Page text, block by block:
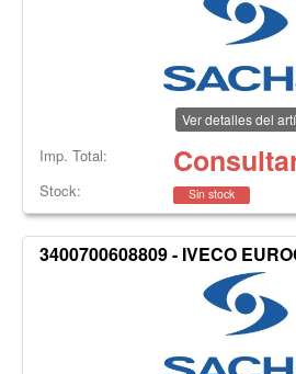
Ver detalles del
Imp. Total:
Stock: Sin stock
3400700608809 - IVECO